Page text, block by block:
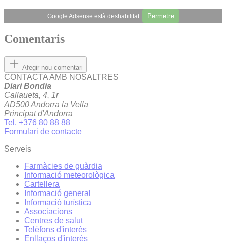
Google Adsense està deshabilitat. Permetre
Comentaris
Afegir nou comentari
CONTACTA AMB NOSALTRES
Diari Bondia
Callaueta, 4, 1r
AD500 Andorra la Vella
Principat d'Andorra
Tel. +376 80 88 88
Formulari de contacte
Serveis
Farmàcies de guàrdia
Informació meteorològica
Cartellera
Informació general
Informació turística
Associacions
Centres de salut
Telèfons d'interès
Enllaços d'interés